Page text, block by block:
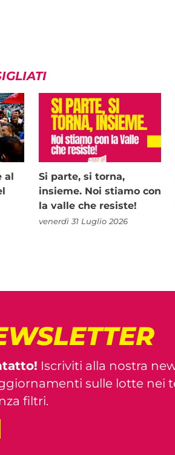
al
Si parte, si torna,
insieme. Noi stiamo con
la valle che resiste!
venerdì 31 Luglio 2026
Iscriviti alla nostra
sulle lotte nei
filtri.